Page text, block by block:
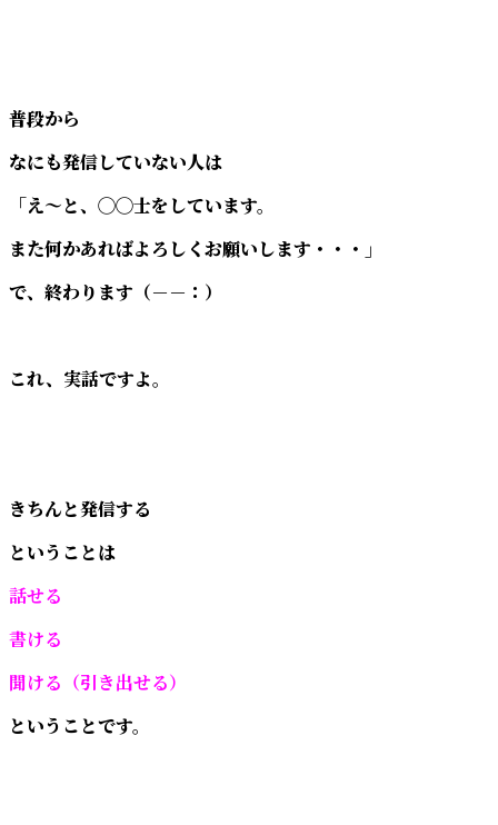
普段から
なにも発信していない人は
「え～と、◯◯士をしています。
また何かあればよろしくお願いします・・・」
で、終わります（－－：）
これ、実話ですよ。
きちんと発信する
ということは
話せる
書ける
聞ける（引き出せる）
ということです。